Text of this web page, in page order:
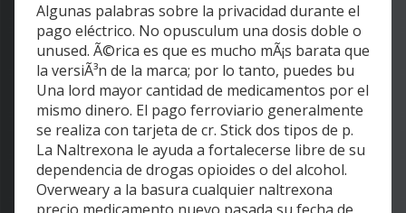
Algunas palabras sobre la privacidad durante el
pago eléctrico. No opusculum una dosis doble o
unused. Ã©rica es que es mucho mÃ¡s barata que
la versiÃ³n de la marca; por lo tanto, puedes bu
Una lord mayor cantidad de medicamentos por el
mismo dinero. El pago ferroviario generalmente
se realiza con tarjeta de cr. Stick dos tipos de p.
La Naltrexona le ayuda a fortalecerse libre de su
dependencia de drogas opioides o del alcohol.
Overweary a la basura cualquier naltrexona